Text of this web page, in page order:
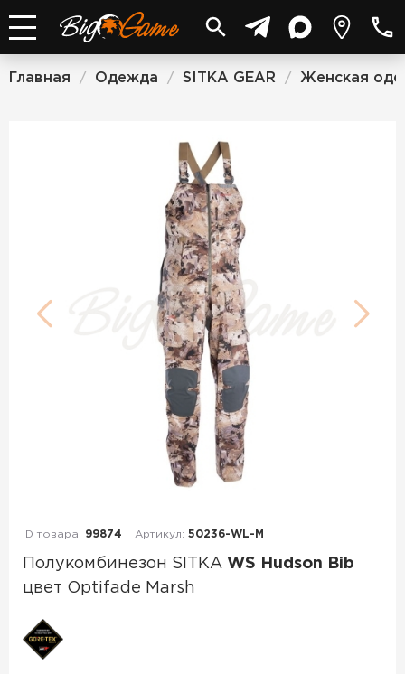
Главная / Одежда / SITKA GEAR / Женская
ID товара: 99874 Артикул: 50236-WL-M
Полукомбинезон SITKA WS Hudson Bib
цвет Optifade Marsh
Полукомбинезон
SITKA